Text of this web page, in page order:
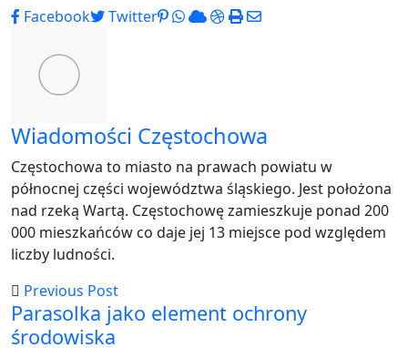
Facebook Twitter Pinterest
Whatsapp
CloudStumbleUpon
PrintShare
Wiadomości Częstochowa
Częstochowa to miasto na prawach powiatu w
północnej części województwa śląskiego. Jest położona
nad rzeką Wartą. Częstochowę zamieszkuje ponad 200
000 mieszkańców co daje jej 13 miejsce pod względem
liczby ludności.
Previous Post
Parasolka jako element ochrony
środowiska